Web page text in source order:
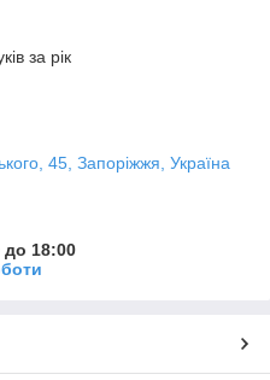
за рік
45, Запоріжжя, Україна
до 18:00